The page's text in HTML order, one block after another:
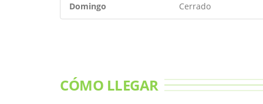
Domingo Cerrado
CÓMO LLEGAR